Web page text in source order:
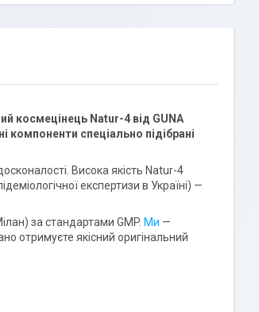
космецінець Natur-4 від GUNA
компоненти спеціально підібрані
Висока якість Natur-4
експертизи в Україні) —
за стандартами GMP. Ми —
отримуєте якісний оригінальний